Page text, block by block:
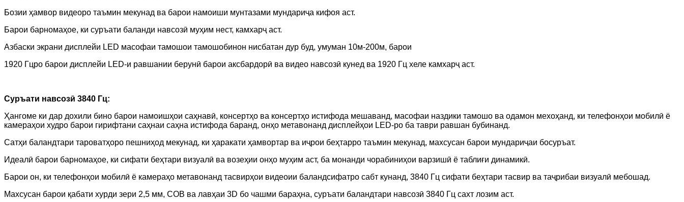
Бозии ҳамвор видеоро таъмин мекунад ва барои намоиши мунтазами мундариҷа кифоя аст.
Барои барномаҳое, ки суръати баланди навсозӣ муҳим нест, камхарҷ аст.
Азбаски экрани дисплейи LED масофаи тамошои тамошобинон нисбатан дур буд, умуман 10м-200м, барои
1920 Гцро барои дисплейи LED-и равшании берунӣ барои аксбардорӣ ва видео навсозӣ кунед ва 1920 Гц хеле камхарҷ аст.
Суръати навсозӣ 3840 Гц:
Ҳангоме ки дар дохили бино барои намоишҳои саҳнавӣ, консертҳо ва консертҳо истифода мешаванд, масофаи наздики тамошо ва одамон мехоҳанд, ки телефонҳои мобилӣ ё
камераҳои худро барои гирифтани саҳнаи саҳна истифода баранд, онҳо метавонанд дисплейҳои LED-ро ба таври равшан бубинанд.
Сатҳи баландтари тароватҳоро пешниҳод мекунад, ки ҳаракати ҳамвортар ва иҷрои беҳтарро таъмин мекунад, махсусан барои мундариҷаи босуръат.
Идеалӣ барои барномаҳое, ки сифати беҳтари визуалӣ ва возеҳии онҳо муҳим аст, ба монанди чорабиниҳои варзишӣ ё таблиғи динамикӣ.
Барои он, ки телефонҳои мобилӣ ё камераҳо метавонанд тасвирҳои видеоии баландсифатро сабт кунанд, 3840 Гц сифати беҳтари тасвир ва таҷрибаи визуалӣ мебошад.
Махсусан барои қабати хурди зери 2,5 мм, COB ва лавҳаи 3D бо чашми бараҳна, суръати баландтари навсозӣ 3840 Гц сахт лозим аст.